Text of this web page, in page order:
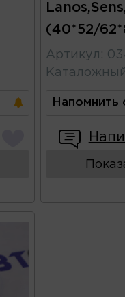
(40*52/
Артикул :
Напомнить